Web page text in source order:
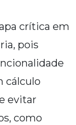
crítica em
pois
cálculo
evitar
como